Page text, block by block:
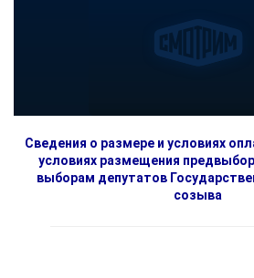
Сведения о размере и условиях
условиях размещения
выборам депутатов
созыва